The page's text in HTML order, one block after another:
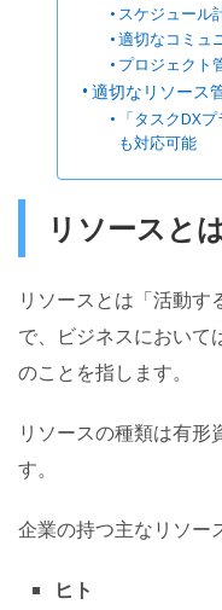
スケジュール
適切なコミュ
プロジェクト
適切なリソース
「タスクDX
も対応可能
リソースと
リソースとは「活動
で、ビジネスにおいて
のことを指します。
リソースの種類は有
す。
企業の持つ主なリソー
ヒト